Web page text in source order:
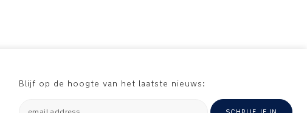
Blijf op de hoogte van het laatste nieuws: